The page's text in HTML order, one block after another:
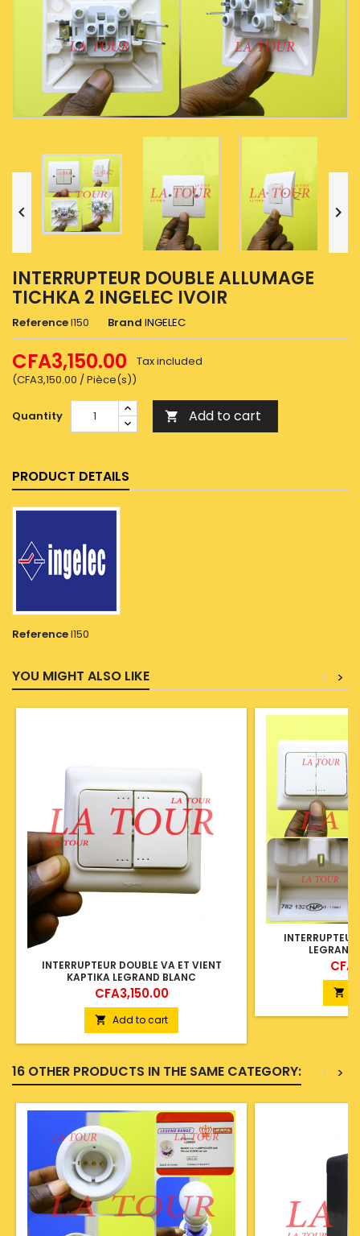
 
INTERRUPTEUR DOUBLE ALLUMAGE
TICHKA 2 INGELEC IVOIR
ReferenceI150 Brand INGELEC
CFA3,150.00
(CFA3,150.00 / Pièce(s))
Tax included
Quantity  Add to cart
PRODUCT DETAILS
ReferenceI150
YOU MIGHT ALSO LIKE >
<
INTERRUPTEUR DOUBLE VA ET VIENT
KAPTIKA LEGRAND BLANC
Price
CFA3,150.00
 Add to cart
Price

16 OTHER PRODUCTS IN THE SAME CATEGORY: >
<